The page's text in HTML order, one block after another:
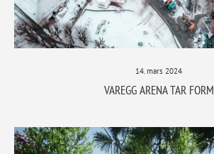
14. mars 2024
VAREGG ARENA TAR FORM